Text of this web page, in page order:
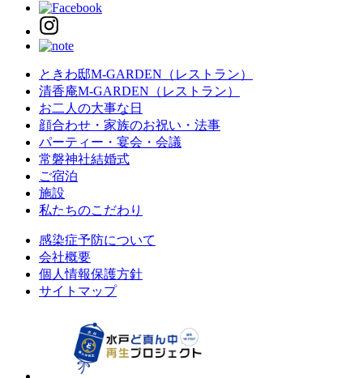
ときわ邸M-GARDEN （レストラン）
清香庵M-GARDEN （レストラン）
お二人の大事な日
顔合わせ・家族のお祝い・法事
パーティー・宴会・会議
常磐神社結婚式
ご宿泊
施設
私たちのこだわり
感染症予防について
会社概要
個人情報保護方針
サイトマップ